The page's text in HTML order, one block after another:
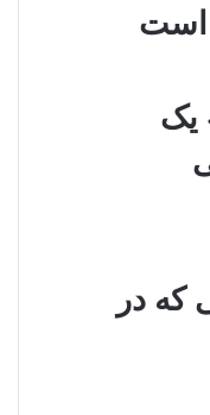
است
یک
که در